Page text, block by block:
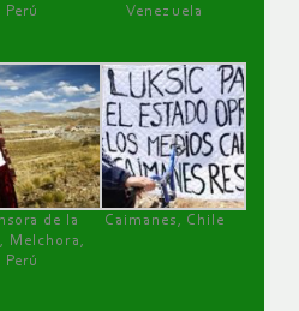
Perú
Venezuela
de la
Melchora,
Perú
Caimanes, Chile